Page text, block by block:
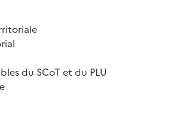
du SCoT et du PLU